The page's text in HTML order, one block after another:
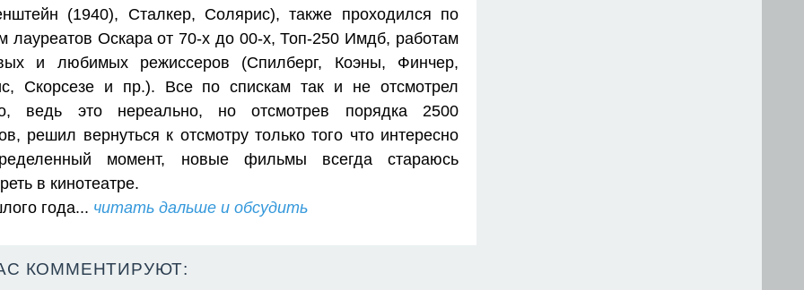
(1940), Сталкер, Солярис), также проходился по
лауреатов Оскара от 70-х до 00-х, Топ-250 Имдб, работам
и любимых режиссеров (Спилберг, Коэны, Финчер,
Скорсезе и пр.). Все по спискам так и не отсмотрел
ведь это нереально, но отсмотрев порядка 2500
решил вернуться к отсмотру только того что интересно
момент, новые фильмы всегда стараюсь
в кинотеатре.
года... читать дальше и обсудить
КОММЕНТИРУЮТ: